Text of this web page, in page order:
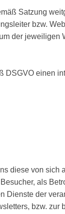
Satzung
bzw.
der jeweiligen
DSGVO einen
diese von
als
Dienste der
bzw.